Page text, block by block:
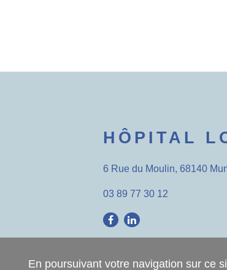
HÔPITAL
6 Rue du Moulin, 68140
03 89 77 30 12
En poursuivant votre navigation sur ce